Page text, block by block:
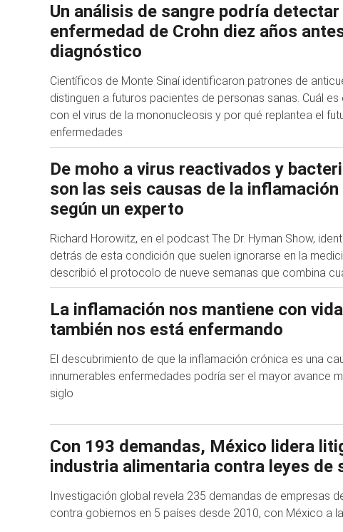
Un análisis de sangre podría detectar
enfermedad de Crohn diez años
diagnóstico
Científicos de Monte Sinaí identificaron patrones de
distinguen a futuros pacientes de personas sanas. Cuál
con el virus de la mononucleosis y por qué replantea el
enfermedades
De moho a virus reactivados y
son las seis causas de la
según un experto
Richard Horowitz, en el podcast The Dr. Hyman Show,
detrás de esta condición que suelen ignorarse en la
describió el protocolo de nueve semanas que combina
La inflamación nos mantiene con
también nos está enfermando
El descubrimiento de que la inflamación crónica es una
innumerables enfermedades podría ser el mayor avance
siglo
Con 193 demandas, México lidera
industria alimentaria contra leyes de
Investigación global revela 235 demandas de empresas
contra gobiernos en 5 países desde 2010, con México a